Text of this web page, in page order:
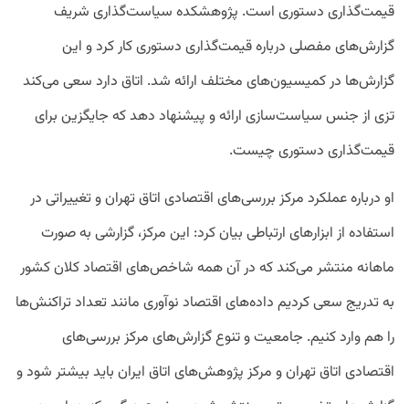
قیمت‌گذاری دستوری است. پژوهشکده سیاست‌گذاری شریف
گزارش‌های مفصلی درباره قیمت‌گذاری دستوری کار کرد و این
گزارش‌ها در کمیسیون‌های مختلف ارائه شد. اتاق دارد سعی می‌کند
تزی از جنس سیاست‌سازی ارائه و پیشنهاد دهد که جایگزین برای
قیمت‌گذاری دستوری چیست.
او درباره عملکرد مرکز بررسی‌های اقتصادی اتاق تهران و تغییراتی در
استفاده از ابزارهای ارتباطی بیان کرد: این مرکز، گزارشی به صورت
ماهانه منتشر می‌کند که در آن همه شاخص‌های اقتصاد کلان کشور
به تدریج سعی کردیم داده‌های اقتصاد نوآوری مانند تعداد تراکنش‌ها
را هم وارد کنیم. جامعیت و تنوع گزارش‌های مرکز بررسی‌های
اقتصادی اتاق تهران و مرکز پژوهش‌های اتاق ایران باید بیشتر شود و